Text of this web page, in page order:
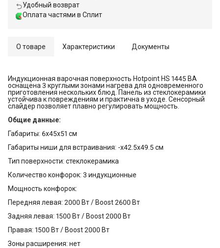
Удобный возврат
Оплата частями в Сплит
О товаре Характеристики Документы
Индукционная варочная поверхность Hotpoint HS 1445 BA
оснащена 3 круглыми зонами нагрева для одновременного
приготовления нескольких блюд. Панель из стеклокерамики
устойчива к повреждениям и практична в уходе. Сенсорный
слайдер позволяет плавно регулировать мощность.
Общие данные:
Габариты: 6x45x51 см
Габариты ниши для встраивания: -x42.5x49.5 см
Тип поверхности: стеклокерамика
Количество конфорок: 3 индукционные
Мощность конфорок:
Передняя левая: 2000 Вт / Boost 2600 Вт
Задняя левая: 1500 Вт / Boost 2000 Вт
Правая: 1500 Вт / Boost 2000 Вт
Зоны расширения: нет